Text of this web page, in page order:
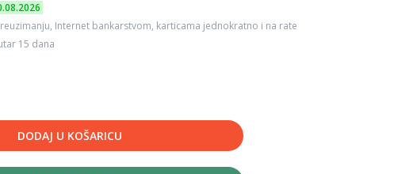
Internet bankarstvom, karticama jednokratno i na rate
15 dana
DODAJ U KOŠARICU